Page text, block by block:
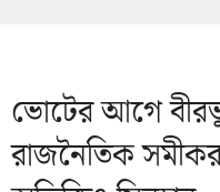
ভোটের আগে
রাজনৈতিক